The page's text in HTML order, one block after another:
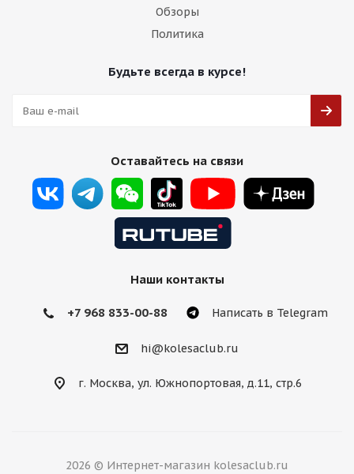
Есть в наличии (20)
Подробнее
HMD 515 8,5j-19 5*112 ET38 d66,6 MB
Обзоры
Политика
Будьте всегда в курсе!
Оставайтесь на связи
Наши контакты
+7 968 833-00-88 Написать в Telegram
hi@kolesaclub.ru
г. Москва, ул. Южнопортовая, д.11, стр.6
2026 © Интернет-магазин kolesaclub.ru